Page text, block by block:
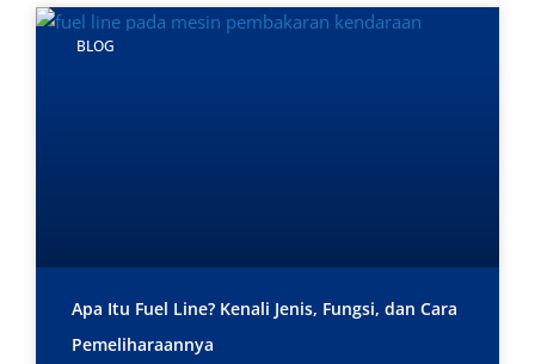
BLOG
Apa Itu Fuel Line? Kenali Jenis, Fungsi, dan Cara
Pemeliharaannya